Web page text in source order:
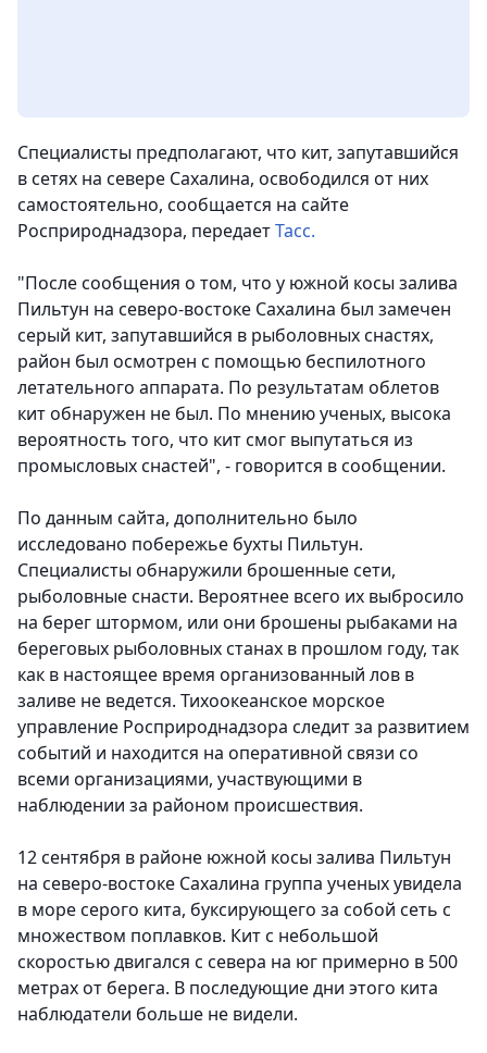
Специалисты предполагают, что кит, запутавшийся
в сетях на севере Сахалина, освободился от них
самостоятельно, сообщается на сайте
Росприроднадзора, передаетТасс.
"После сообщения о том, что у южной косы залива
Пильтун на северо-востоке Сахалина был замечен
серый кит, запутавшийся в рыболовных снастях,
район был осмотрен с помощью беспилотного
летательного аппарата. По результатам облетов
кит обнаружен не был. По мнению ученых, высока
вероятность того, что кит смог выпутаться из
промысловых снастей", - говорится в сообщении.
По данным сайта, дополнительно было
исследовано побережье бухты Пильтун.
Специалисты обнаружили брошенные сети,
рыболовные снасти. Вероятнее всего их выбросило
на берег штормом, или они брошены рыбаками на
береговых рыболовных станах в прошлом году, так
как в настоящее время организованный лов в
заливе не ведется. Тихоокеанское морское
управление Росприроднадзора следит за развитием
событий и находится на оперативной связи со
всеми организациями, участвующими в
наблюдении за районом происшествия.
12 сентября в районе южной косы залива Пильтун
на северо-востоке Сахалина группа ученых увидела
в море серого кита, буксирующего за собой сеть с
множеством поплавков. Кит с небольшой
скоростью двигался с севера на юг примерно в 500
метрах от берега. В последующие дни этого кита
наблюдатели больше не видели.